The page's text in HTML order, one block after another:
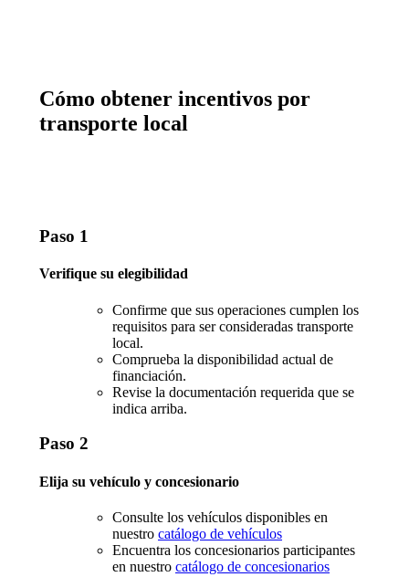
Cómo obtener incentivos por
transporte local
Paso 1
Verifique su elegibilidad
Confirme que sus operaciones cumplen los
requisitos para ser consideradas transporte
local.
Comprueba la disponibilidad actual de
financiación.
Revise la documentación requerida que se
indica arriba.
Paso 2
Elija su vehículo y concesionario
Consulte los vehículos disponibles en
nuestro catálogo de vehículos
Encuentra los concesionarios participantes
en nuestro catálogo de concesionarios